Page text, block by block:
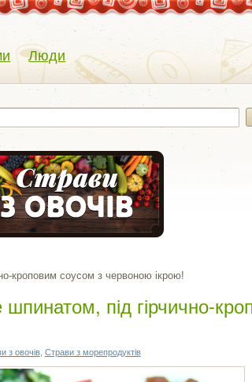
Люди
кроповим соусом з червоною ікрою!
під гірчично-
з овочів, Страви з морепродуктів